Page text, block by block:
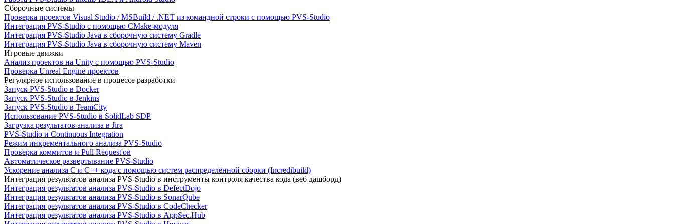
Сборочные системы
Проверка проектов Visual Studio / MSBuild / .NET из командной строки с помощью PVS-Studio
Интеграция PVS-Studio с помощью CMake-модуля
Интеграция PVS-Studio Java в сборочную систему Gradle
Интеграция PVS-Studio Java в сборочную систему Maven
Игровые движки
Анализ проектов на Unity с помощью PVS-Studio
Проверка Unreal Engine проектов
Регулярное использование в процессе разработки
Запуск PVS-Studio в Docker
Запуск PVS-Studio в Jenkins
Запуск PVS-Studio в TeamCity
Использование PVS-Studio в SolidLab SDP
Загрузка результатов анализа в Jira
PVS-Studio и Continuous Integration
Режим инкрементального анализа PVS-Studio
Проверка коммитов и Pull Request'ов
Автоматическое развертывание PVS-Studio
Ускорение анализа C и C++ кода с помощью систем распределённой сборки (Incredibuild)
Интеграция результатов анализа PVS-Studio в инструменты контроля качества кода (веб дашборд)
Интеграция результатов анализа PVS-Studio в DefectDojo
Интеграция результатов анализа PVS-Studio в SonarQube
Интеграция результатов анализа PVS-Studio в CodeChecker
Интеграция результатов анализа PVS-Studio в AppSec.Hub